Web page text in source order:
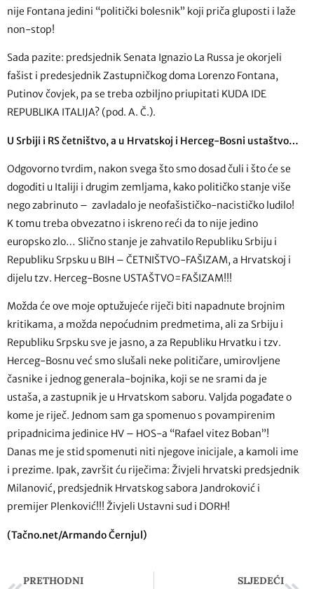
nije Fontana jedini “politički bolesnik” koji priča gluposti i laže
non-stop!
Sada pazite: predsjednik Senata Ignazio La Russa je okorjeli
fašist i predesjednik Zastupničkog doma Lorenzo Fontana,
Putinov čovjek, pa se treba ozbiljno priupitati KUDA IDE
REPUBLIKA ITALIJA? (pod. A. Č.).
U Srbiji i RS četništvo, a u Hrvatskoj i Herceg-Bosni ustaštvo…
Odgovorno tvrdim, nakon svega što smo dosad čuli i što će se
dogoditi u Italiji i drugim zemljama, kako političko stanje više
nego zabrinuto – zavladalo je neofašističko-nacističko ludilo!
K tomu treba obvezatno i iskreno reći da to nije jedino
europsko zlo… Slično stanje je zahvatilo Republiku Srbiju i
Republiku Srpsku u BIH – ČETNIŠTVO-FAŠIZAM, a Hrvatskoj i
dijelu tzv. Herceg-Bosne USTAŠTVO=FAŠIZAM!!!
Možda će ove moje optužujeće riječi biti napadnute brojnim
kritikama, a možda nepoćudnim predmetima, ali za Srbiju i
Republiku Srpsku sve je jasno, a za Republiku Hrvatku i tzv.
Herceg-Bosnu već smo slušali neke političare, umirovljene
časnike i jednog generala-bojnika, koji se ne srami da je
ustaša, a zastupnik je u Hrvatskom saboru. Valjda pogađate o
kome je riječ. Jednom sam ga spomenuo s povampirenim
pripadnicima jedinice HV – HOS-a “Rafael vitez Boban”!
Danas me je stid spomenuti niti njegove inicijale, a kamoli ime
i prezime. Ipak, završit ću riječima: Živjeli hrvatski predsjednik
Milanović, predsjednik Hrvatskog sabora Jandroković i
premijer Plenković!!! Živjeli Ustavni sud i DORH!
(Tačno.net/Armando Černjul)
PRETHODNI SLJEDEĆI